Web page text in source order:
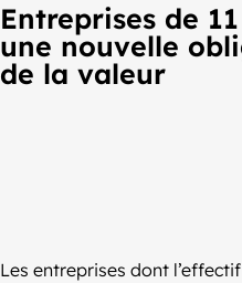
Entreprises de
une nouvelle
de la valeur
Les entreprises dont